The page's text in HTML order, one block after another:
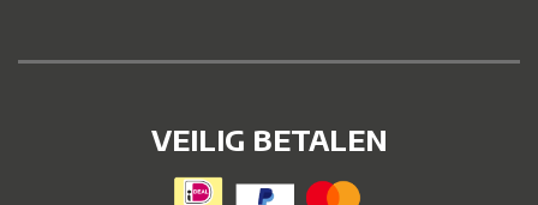
VEILIG BETALEN